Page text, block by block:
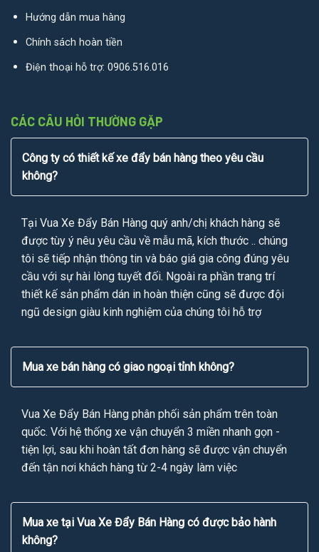
Hướng dẫn mua hàng
Chính sách hoàn tiền
Điện thoại hỗ trợ: 0906.516.016
CÁC CÂU HỎI THƯỜNG GẶP
Công ty có thiết kế xe đẩy bán hàng theo yêu cầu
không?
Tại Vua Xe Đẩy Bán Hàng quý anh/chị khách hàng sẽ
được tùy ý nêu yêu cầu về mẫu mã, kích thước .. chúng
tôi sẽ tiếp nhận thông tin và báo giá gia công đúng yêu
cầu với sự hài lòng tuyết đối. Ngoài ra phần trang trí
thiết kế sản phẩm dán in hoàn thiện cũng sẽ được đội
ngũ design giàu kinh nghiệm của chúng tôi hỗ trợ
Mua xe bán hàng có giao ngoại tỉnh không?
Vua Xe Đẩy Bán Hàng phân phối sản phẩm trên toàn
quốc. Với hệ thống xe vận chuyển 3 miền nhanh gọn -
tiện lợi, sau khi hoàn tất đơn hàng sẽ được vận chuyển
đến tận nơi khách hàng từ 2-4 ngày làm việc
Mua xe tại Vua Xe Đẩy Bán Hàng có được bảo hành
không?